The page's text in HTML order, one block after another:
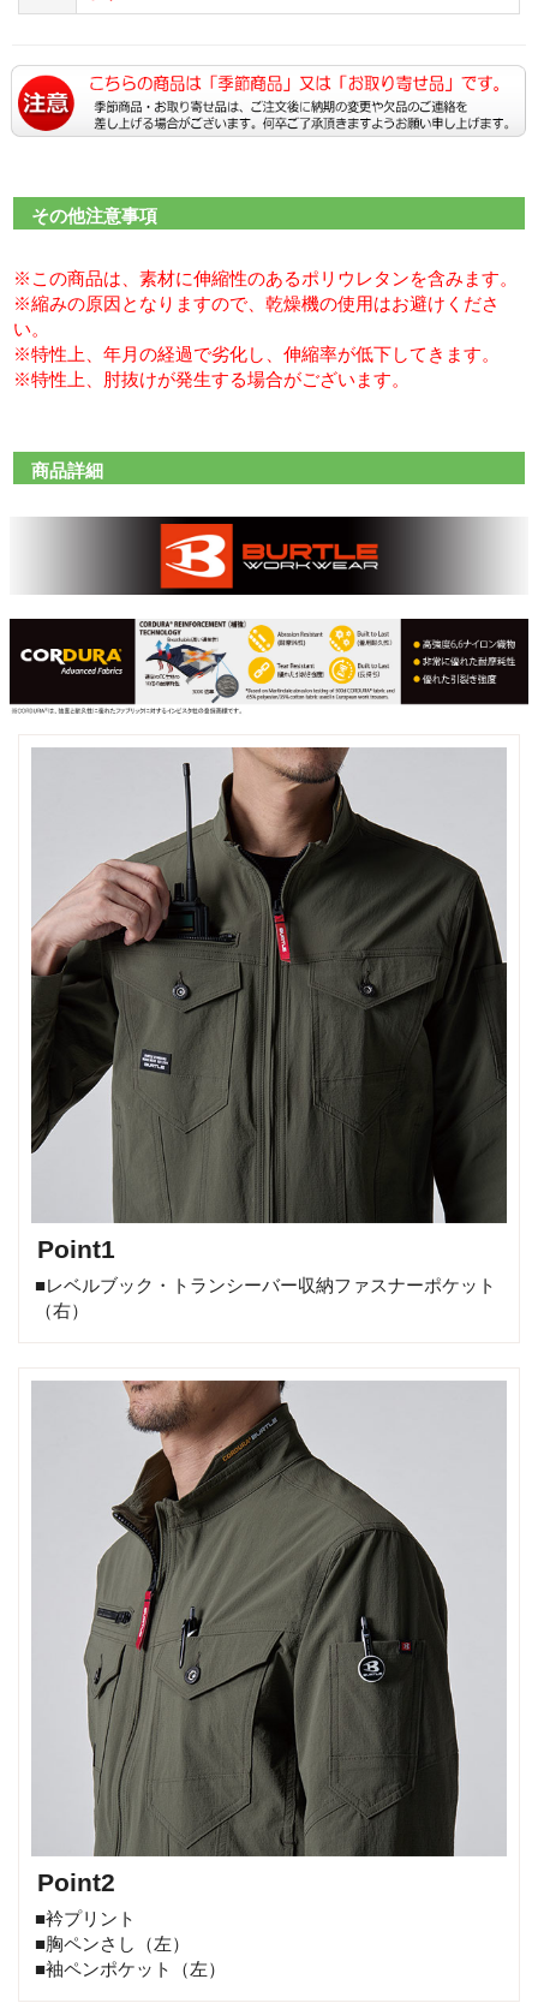
その他注意事項
※この商品は、素材に伸縮性のあるポリウレタンを含みます。
※縮みの原因となりますので、乾燥機の使用はお避けくださ
い。
※特性上、年月の経過で劣化し、伸縮率が低下してきます。
※特性上、肘抜けが発生する場合がございます。
商品詳細
Point1
■レベルブック・トランシーバー収納ファスナーポケット
（右）
Point2
■衿プリント
■胸ペンさし（左）
■袖ペンポケット（左）